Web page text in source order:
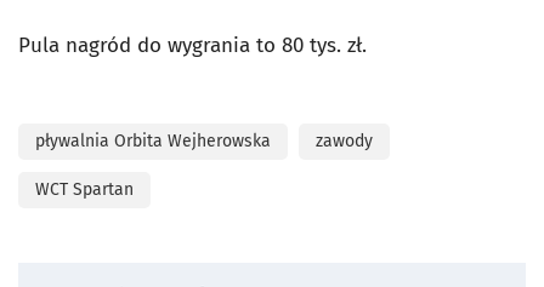
Pula nagród do wygrania to 80 tys. zł.
pływalnia Orbita Wejherowska zawody
WCT Spartan